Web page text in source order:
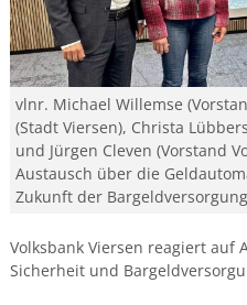
vlnr. Michael Willemse
(Stadt Viersen), Christa
und Jürgen Cleven (Vorstand
Austausch über die
Zukunft der
Volksbank Viersen reagiert auf
Sicherheit und